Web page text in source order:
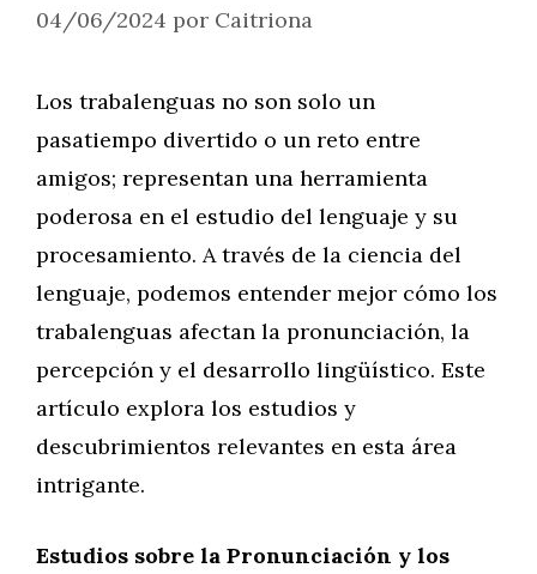
04/06/2024 por Caitriona
Los trabalenguas no son solo un
pasatiempo divertido o un reto entre
amigos; representan una herramienta
poderosa en el estudio del lenguaje y su
procesamiento. A través de la ciencia del
lenguaje, podemos entender mejor cómo los
trabalenguas afectan la pronunciación, la
percepción y el desarrollo lingüístico. Este
artículo explora los estudios y
descubrimientos relevantes en esta área
intrigante.
Estudios sobre la Pronunciación y los